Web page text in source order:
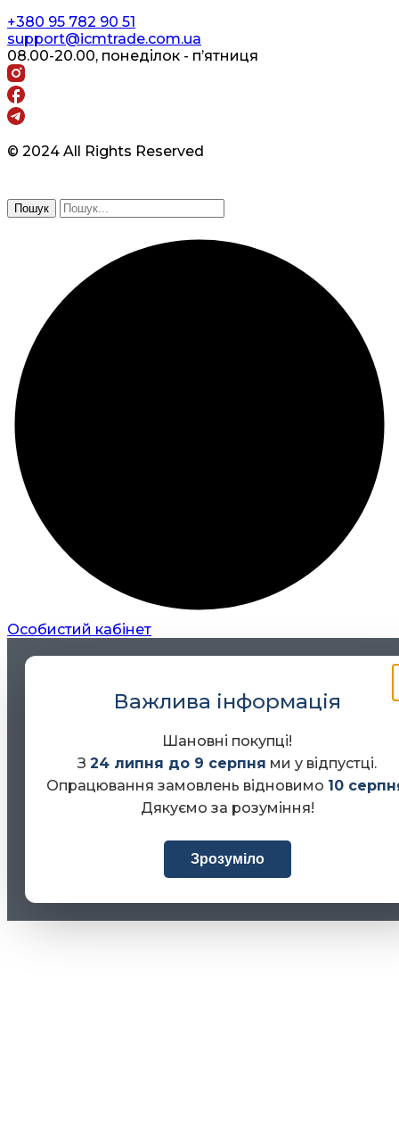
+380 95 782 90 51
support@icmtrade.com.ua
08.00-20.00, понеділок - п’ятниця
© 2024 All Rights Reserved
Пошук
Особистий кабінет
Важлива інформація
Шановні покупці!
З24 липня до 9 серпня ми у відпустці.
Опрацювання замовлень відновимо 10
Дякуємо за розуміння!
Зрозуміло